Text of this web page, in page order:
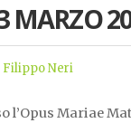
MARZO
Neri
l’Opus Mariae